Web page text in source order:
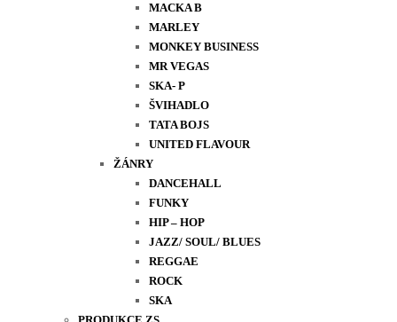
MACKA B
MARLEY
MONKEY BUSINESS
MR VEGAS
SKA- P
ŠVIHADLO
TATA BOJS
UNITED FLAVOUR
ŽÁNRY
DANCEHALL
FUNKY
HIP – HOP
JAZZ/ SOUL/ BLUES
REGGAE
ROCK
SKA